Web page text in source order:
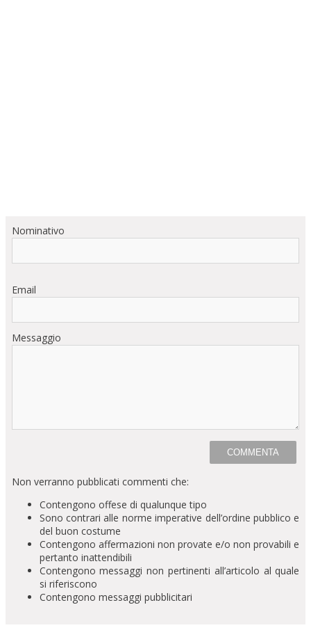
Nominativo
Email
Messaggio
Non verranno pubblicati commenti che:
Contengono offese di qualunque tipo
Sono contrari alle norme imperative dell’ordine pubblico e
del buon costume
Contengono affermazioni non provate e/o non provabili e
pertanto inattendibili
Contengono messaggi non pertinenti all’articolo al quale
si riferiscono
Contengono messaggi pubblicitari